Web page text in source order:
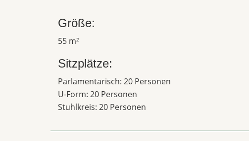
Größe:
55 m²
Sitzplätze:
Parlamentarisch: 20 Personen
U-Form: 20 Personen
Stuhlkreis: 20 Personen